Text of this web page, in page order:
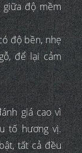
giữa độ mềm
độ bền, nhẹ
để lại cảm
giá cao vì
tố hương vị.
tất cả đều